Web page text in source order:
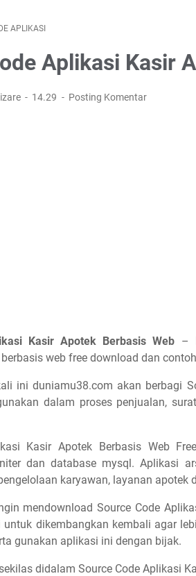
APLIKASI
Aplikasi Kasir
14.29 Posting Komentar
Kasir Apotek Berbasis Web –
web free download dan
ini duniamu38.com akan berbagi
dalam proses penjualan,
Kasir Apotek Berbasis Web
dan database mysql. Aplikasi
karyawan, layanan apotek
mendownload Source Code
dikembangkan kembali agar
gunakan aplikasi ini dengan bijak.
didalam Source Code Aplikasi